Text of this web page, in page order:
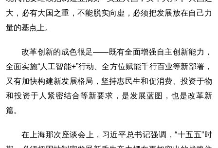
大，必有大国之重，不能脱实向虚，必须把发展放在自己力
量的基点上。
改革创新的成色很足——既有全面增强自主创新能力，
全面实施“人工智能+”行动、全方位赋能千行百业等新部署，
又有加快构建新发展格局，坚持惠民生和促消费、投资于物
和投资于人紧密结合等新要求，是发展蓝图，也是改革新
篇。
在上海那次座谈会上，习近平总书记强调，“十五五”时